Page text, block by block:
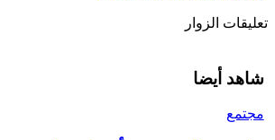
تعليقات الزوار
شاهد أيضا
مجتمع